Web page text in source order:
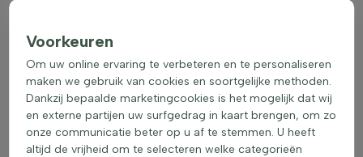
Voorkeuren
Om uw online ervaring te verbeteren en te personaliseren
maken we gebruik van cookies en soortgelijke methoden.
Dankzij bepaalde marketingcookies is het mogelijk dat wij
en externe partijen uw surfgedrag in kaart brengen, om zo
onze communicatie beter op u af te stemmen. U heeft
altijd de vrijheid om te selecteren welke categorieën